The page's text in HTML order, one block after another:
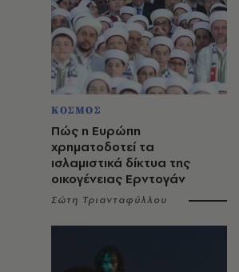
ΚΟΣΜΟΣ
Πώς η Ευρώπη
χρηματοδοτεί τα
ισλαμιστικά δίκτυα της
οικογένειας Ερντογάν
Σώτη Τριανταφύλλου